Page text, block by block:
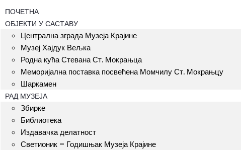
ПОЧЕТНА
ОБЈЕКТИ У САСТАВУ
Централна зграда Музеја Крајине
Музеј Хајдук Вељка
Родна кућа Стевана Ст. Мокрањца
Меморијална поставка посвећена Момчилу Ст. Мокрањцу
Шаркамен
РАД МУЗЕЈА
Збирке
Библиотека
Издавачка делатност
Светионик – Годишњак Музеја Крајине